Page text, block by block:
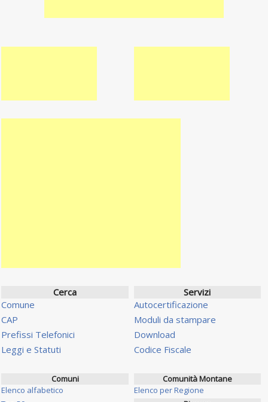
Cerca
Comune
CAP
Prefissi Telefonici
Leggi e Statuti
Servizi
Autocertificazione
Moduli da stampare
Download
Codice Fiscale
Comuni
Elenco alfabetico
Comunità Montane
Elenco per Regione